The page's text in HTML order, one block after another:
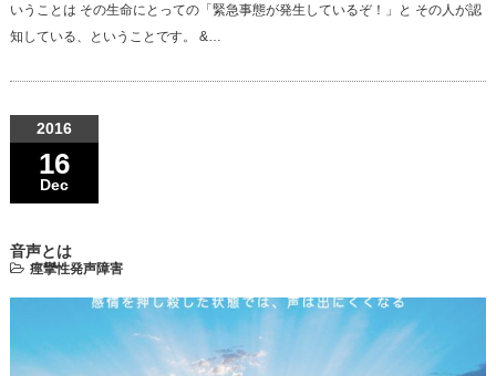
いうことは その生命にとっての「緊急事態が発生しているぞ！」と その人が認
知している、ということです。 &…
2016
16
Dec
音声とは
痙攣性発声障害